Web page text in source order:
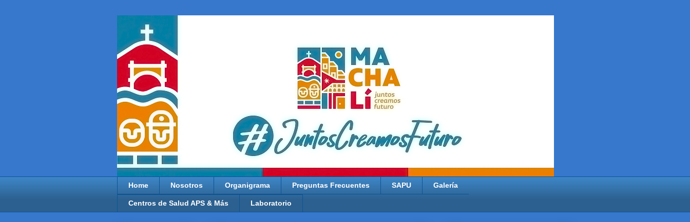
Home Nosotros Organigrama Preguntas Frecuentes SAPU Galería
Centros de Salud APS & Más Laboratorio